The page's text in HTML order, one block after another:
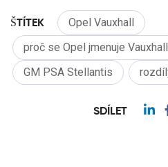
ŠTÍTEK
Opel Vauxhall
proč se Opel jmenuje Vauxhall
GM PSA Stellantis
SDÍLET